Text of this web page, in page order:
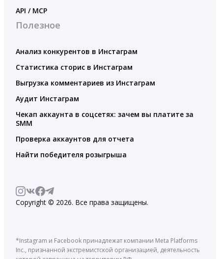
API / MCP
Полезное
Анализ конкурентов в Инстаграм
Статистика сторис в Инстаграм
Выгрузка комментариев из Инстаграм
Аудит Инстаграм
Чекап аккаунта в соцсетях: зачем вы платите за
SMM
Проверка аккаунтов для отчета
Найти победителя розыгрыша
Copyright © 2026. Все права защищены.
*Instagram и Facebook принадлежат компании Meta Platforms
Inc., признанной экстремистской организацией, деятельность